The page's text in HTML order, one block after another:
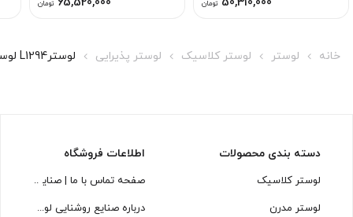
تومان تومان
خانه لوستر لوستر کلاسیک لوستر پذیرایی لوسترL1294 لوسترسازان
دسته بندی محصولات
لوستر کلاسیک
لوستر مدرن
اطلاعات فروشگاه
صفحه تماس با ما | صنایع
درباره صنایع روشنایی لوسترسازان